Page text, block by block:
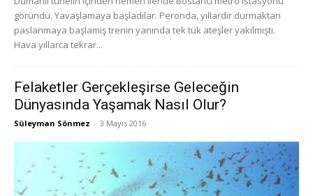
göründü. Yavaşlamaya başladılar. Peronda, yıllardır durmaktan
paslanmaya başlamış trenin yanında tek tük ateşler yakılmıştı.
Hava yıllarca tekrar...
Felaketler Gerçekleşirse Geleceğin
Dünyasında Yaşamak Nasıl Olur?
Süleyman Sönmez - 3 Mayıs 2016